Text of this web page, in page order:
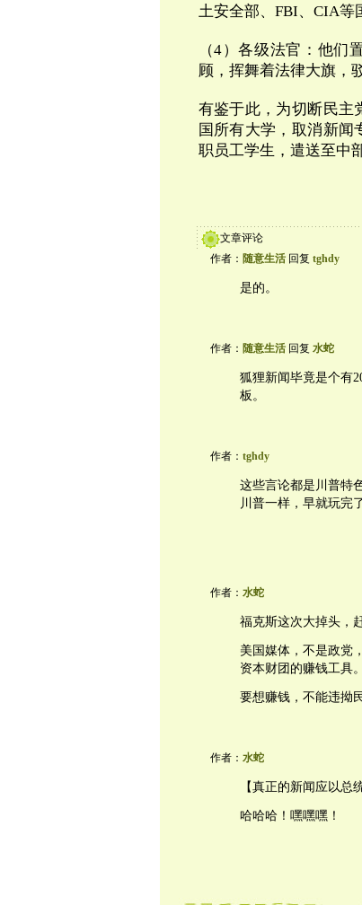
土安全部、FBI、CIA等
（4）各级法官：他们
顾，挥舞着法律大旗，
有鉴于此，为切断民主
国所有大学，取消新
职员工学生，遣送至中
文章评论
作者： 随意生活回复 tghdy
是的。
作者： 随意生活回复 水蛇
狐狸新闻毕竟是个有
板。
作者： tghdy
这些言论都是川普特
川普一样，早就玩完了
作者： 水蛇
福克斯这次大掉头，
美国媒体，不是政党
资本财团的赚钱工具。
要想赚钱，不能违拗
作者： 水蛇
【真正的新闻应以总
哈哈哈！嘿嘿嘿！